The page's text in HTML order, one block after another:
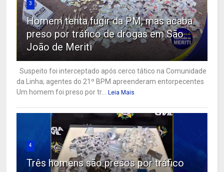
3
Homem tenta fugir da PM, mas acaba
preso por tráfico de drogas em São
João de Meriti
Suspeito foi interceptado após cerco tático na Comunidade
da Linha; agentes do 21º BPM apreenderam entorpecentes
Um homem foi preso por tr... Leia Mais
4
Três homens são presos por tráfico